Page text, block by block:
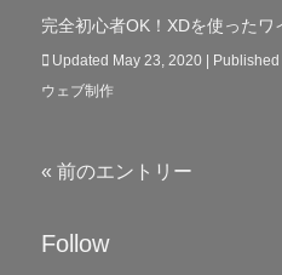
完全初心者OK！XDを使った
Updated May 23, 2020 |
ウェブ制作
« 前のエントリー
Follow